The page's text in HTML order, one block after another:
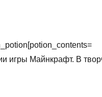
игры Майнкрафт. В